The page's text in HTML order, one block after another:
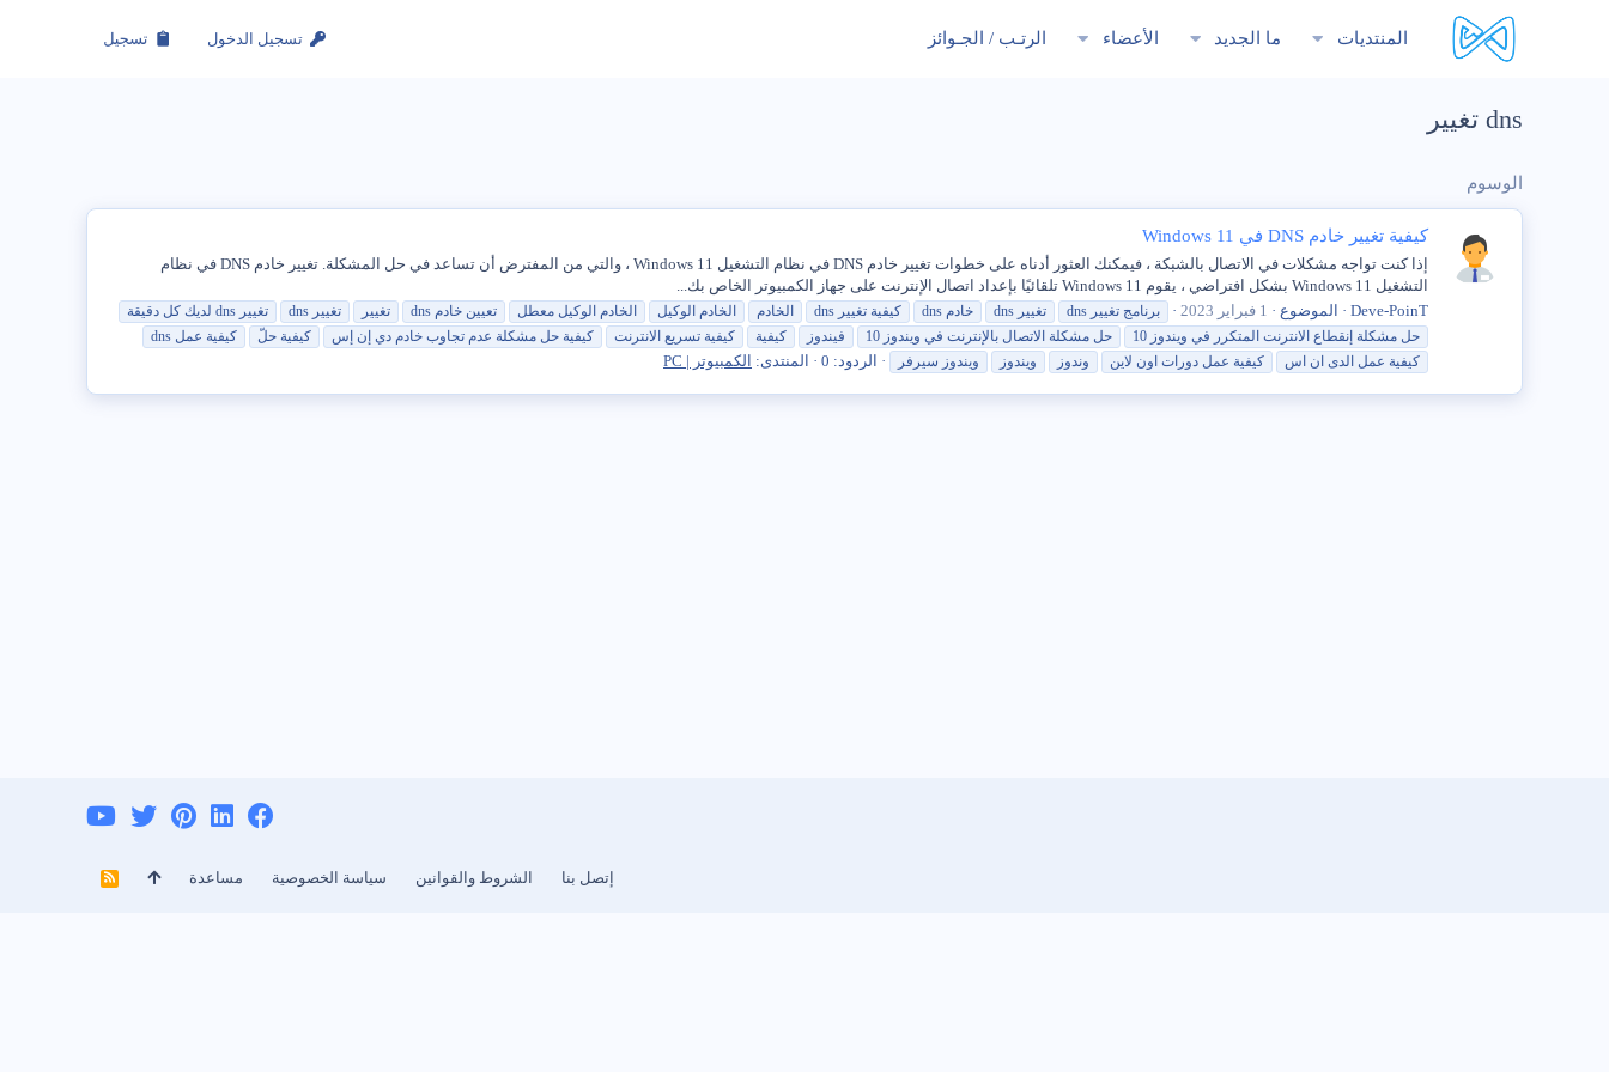
المنتديات ما الجديد الأعضاء الرتـب / الجـوائز تسجيل الدخول تسجيل
dns تغيير
الوسوم
كيفية تغيير خادم DNS في Windows 11
إذا كنت تواجه مشكلات في الاتصال بالشبكة ، فيمكنك العثور أدناه على خطوات تغيير خادم DNS في نظام التشغيل Windows 11 ، والتي من المفترض أن تساعد في حل المشكلة. تغيير خادم DNS في نظام
التشغيل Windows 11 بشكل افتراضي ، يقوم Windows 11 تلقائيًا بإعداد اتصال الإنترنت على جهاز الكمبيوتر الخاص بك...
Deve-PoinT
الموضوع 1 فبراير 2023 dns برنامج تغيير dns تغيير dns خادم dns كيفية تغيير الخادم الخادم الوكيل الخادم الوكيل معطل تعيين خادم dns تغيير تغيير dns تغيير dns لديك كل دقيقة
حل مشكلة إنقطاع الانترنت المتكرر في ويندوز 10
حل مشكلة الاتصال بالإنترنت في ويندوز 10 فيندوز كيفية كيفية تسريع الانترنت كيفية حل مشكلة عدم تجاوب خادم دي إن إس كيفية حلّ كيفية عمل dns
كيفية عمل الدى ان اس
كيفية عمل دورات اون لاين وندوز ويندوز ويندوز سيرفر الردود: 0 المنتدى: الكمبيوتر | PC
إتصل بنا الشروط والقوانين سياسة الخصوصية مساعدة
R